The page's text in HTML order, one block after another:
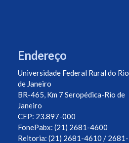
Endereço
Universidade Federal Rural do Rio
de Janeiro
BR-465, Km 7 Seropédica-Rio de
Janeiro
CEP: 23.897-000
FonePabx: (21) 2681-4600
Reitoria: (21) 2681-4610 / 2681-